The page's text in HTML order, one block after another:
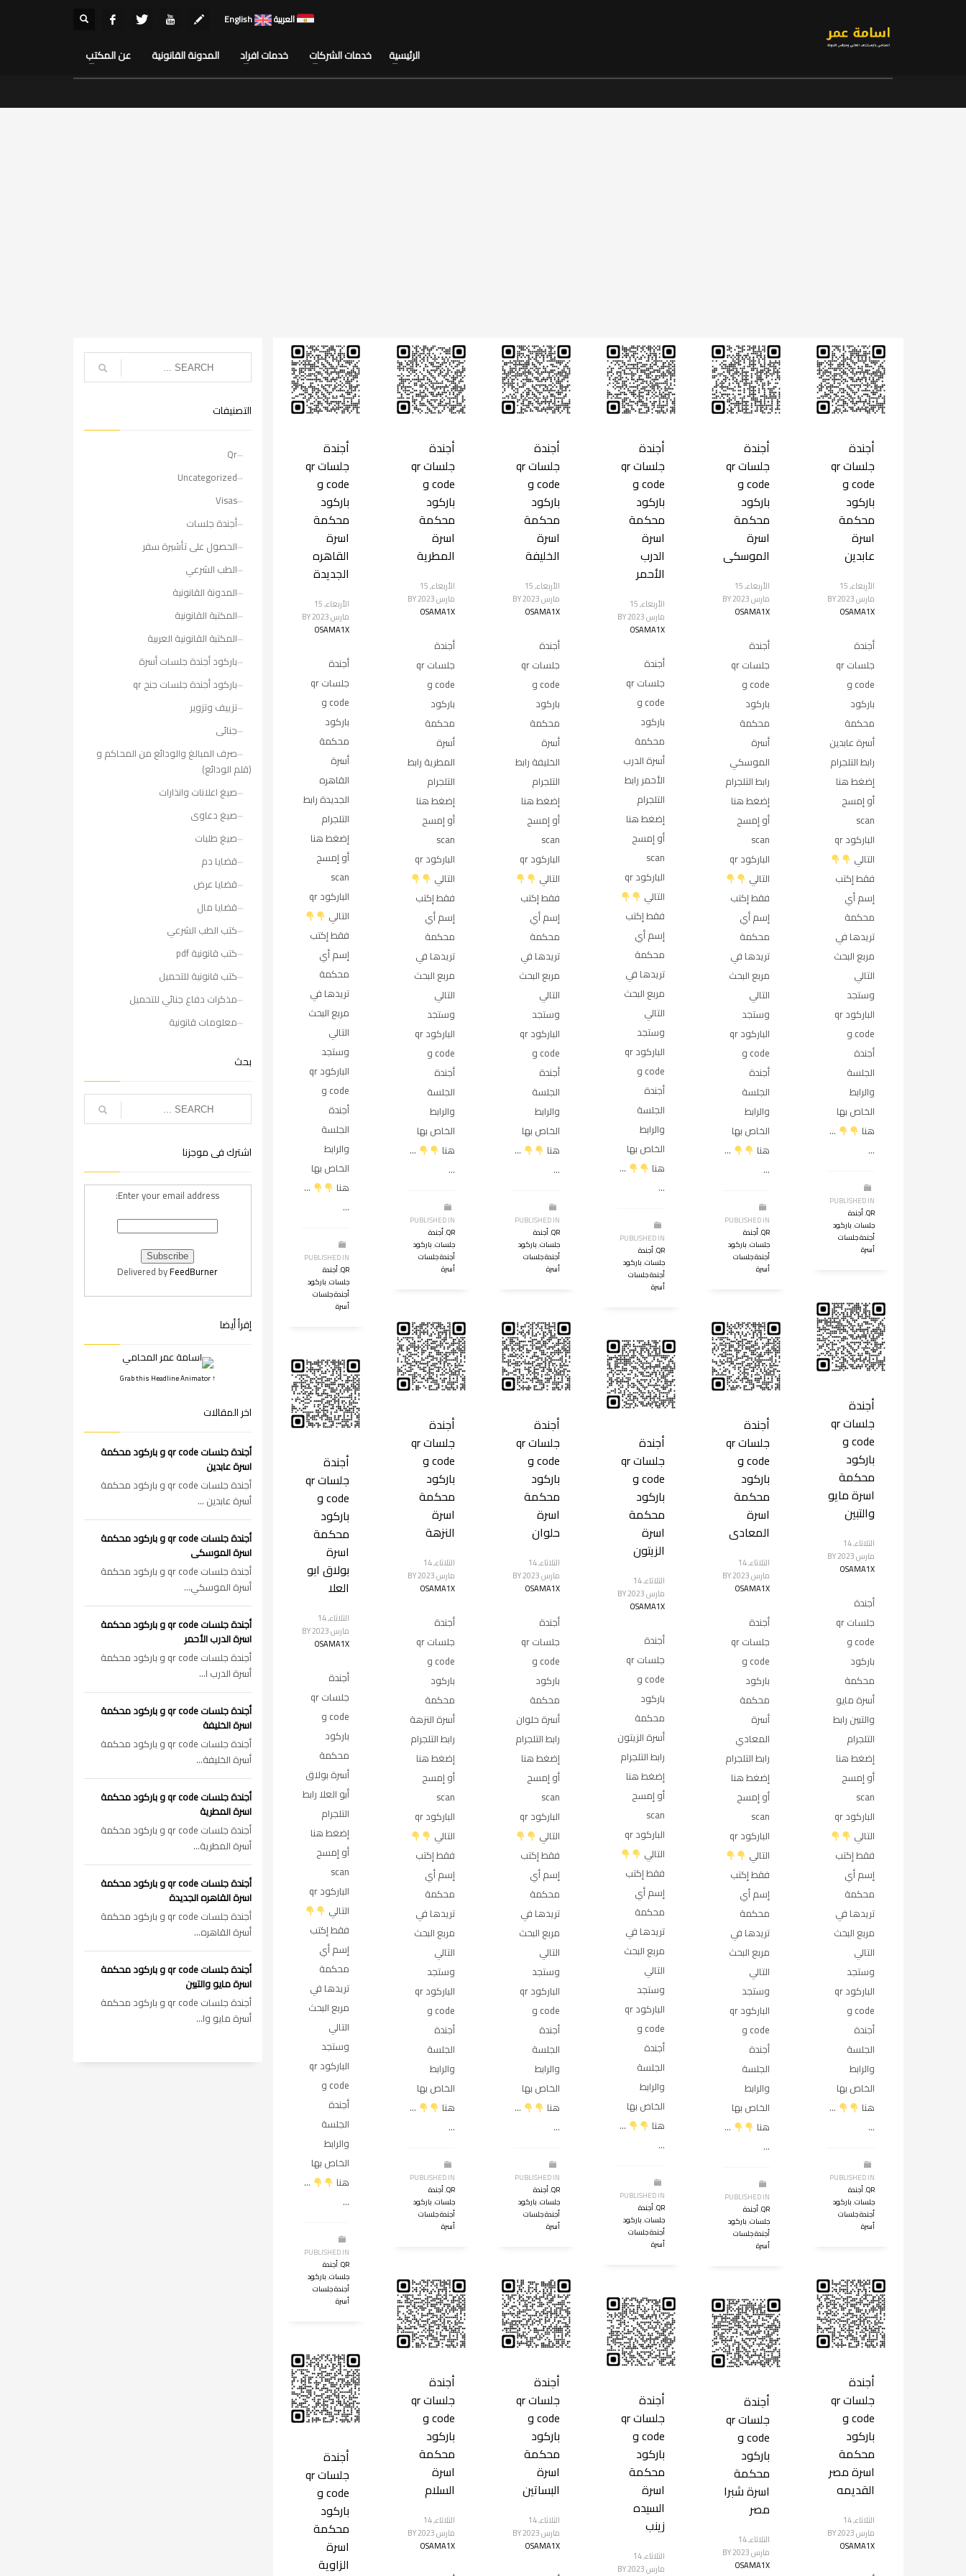
العربية English
الرئيسية خدمات الشركات خدمات افراد المدونة القانونية عن المكتب
أجندة
جلسات qr
code و
باركود
محكمة
اسرة
عابدين
الأربعاء, 15
مارس 2023
BY
OSAMA1X
أجندة
جلسات qr
code و
باركود
محكمة
أسرة عابدين
رابط التلجرام
إضغط هنا
أو إمسح
scan
الباركود qr
التالي
فقط إكتب
إسم أي
محكمة
تريدها في
مربع البحث
التالي
وستجد
الباركود qr
code و
أجندة
الجلسة
والرابط
الخاص بها
هنا
…
…
PUBLISHED IN
QR
,أجندة
جلسات,باركود
أجندة جلسات
أسرة
أجندة
جلسات qr
code و
باركود
محكمة
اسرة
الموسكى
الأربعاء, 15
مارس 2023
BY
OSAMA1X
أجندة
جلسات qr
code و
باركود
محكمة
أسرة
الموسكي
رابط التلجرام
إضغط هنا
أو إمسح
scan
الباركود qr
التالي
فقط إكتب
إسم أي
محكمة
تريدها في
مربع البحث
التالي
وستجد
الباركود qr
code و
أجندة
الجلسة
والرابط
الخاص بها
هنا
…
…
PUBLISHED IN
QR
,أجندة
جلسات,باركود
أجندة جلسات
أسرة
أجندة
جلسات qr
code و
باركود
محكمة
اسرة
الدرب
الأحمر
الأربعاء, 15
مارس 2023
BY
OSAMA1X
أجندة
جلسات qr
code و
باركود
محكمة
أسرة الدرب
الأحمر رابط
التلجرام
إضغط هنا
أو إمسح
scan
الباركود qr
التالي
فقط إكتب
إسم أي
محكمة
تريدها في
مربع البحث
التالي
وستجد
الباركود qr
code و
أجندة
الجلسة
والرابط
الخاص بها
هنا
…
…
PUBLISHED IN
QR
,أجندة
جلسات,باركود
أجندة جلسات
أسرة
أجندة
جلسات qr
code و
باركود
محكمة
اسرة
الخليفة
الأربعاء, 15
مارس 2023
BY
OSAMA1X
أجندة
جلسات qr
code و
باركود
محكمة
أسرة
الخليفة رابط
التلجرام
إضغط هنا
أو إمسح
scan
الباركود qr
التالي
فقط إكتب
إسم أي
محكمة
تريدها في
مربع البحث
التالي
وستجد
الباركود qr
code و
أجندة
الجلسة
والرابط
الخاص بها
هنا
…
…
PUBLISHED IN
QR
,أجندة
جلسات,باركود
أجندة جلسات
أسرة
أجندة
جلسات qr
code و
باركود
محكمة
اسرة
المطرية
الأربعاء, 15
مارس 2023
BY
OSAMA1X
أجندة
جلسات qr
code و
باركود
محكمة
أسرة
المطرية رابط
التلجرام
إضغط هنا
أو إمسح
scan
الباركود qr
التالي
فقط إكتب
إسم أي
محكمة
تريدها في
مربع البحث
التالي
وستجد
الباركود qr
code و
أجندة
الجلسة
والرابط
الخاص بها
هنا
…
…
PUBLISHED IN
QR
,أجندة
جلسات,باركود
أجندة جلسات
أسرة
أجندة
جلسات qr
code و
باركود
محكمة
اسرة
القاهره
الجديدة
الأربعاء, 15
مارس 2023
BY
OSAMA1X
أجندة
جلسات qr
code و
باركود
محكمة
أسرة
القاهره
الجديدة رابط
التلجرام
إضغط هنا
أو إمسح
scan
الباركود qr
التالي
فقط إكتب
إسم أي
محكمة
تريدها في
مربع البحث
التالي
وستجد
الباركود qr
code و
أجندة
الجلسة
والرابط
الخاص بها
هنا
…
…
PUBLISHED IN
QR
,أجندة
جلسات,باركود
أجندة جلسات
أسرة
أجندة
جلسات qr
code و
باركود
محكمة
اسرة مايو
والتبين
الثلاثاء, 14
مارس 2023
BY
OSAMA1X
أجندة
جلسات qr
code و
باركود
محكمة
أسرة مايو
والتبين رابط
التلجرام
إضغط هنا
أو إمسح
scan
الباركود qr
التالي
فقط إكتب
إسم أي
محكمة
تريدها في
مربع البحث
التالي
وستجد
الباركود qr
code و
أجندة
الجلسة
والرابط
الخاص بها
هنا
…
…
PUBLISHED IN
QR
,أجندة
جلسات,باركود
أجندة جلسات
أسرة
أجندة
جلسات qr
code و
باركود
محكمة
اسرة
المعادى
الثلاثاء, 14
مارس 2023
BY
OSAMA1X
أجندة
جلسات qr
code و
باركود
محكمة
أسرة
المعادي
رابط التلجرام
إضغط هنا
أو إمسح
scan
الباركود qr
التالي
فقط إكتب
إسم أي
محكمة
تريدها في
مربع البحث
التالي
وستجد
الباركود qr
code و
أجندة
الجلسة
والرابط
الخاص بها
هنا
…
…
PUBLISHED IN
QR
,أجندة
جلسات,باركود
أجندة جلسات
أسرة
أجندة
جلسات qr
code و
باركود
محكمة
اسرة
حلوان
الثلاثاء, 14
مارس 2023
BY
OSAMA1X
أجندة
جلسات qr
code و
باركود
محكمة
أسرة حلوان
رابط التلجرام
إضغط هنا
أو إمسح
scan
الباركود qr
التالي
فقط إكتب
إسم أي
محكمة
تريدها في
مربع البحث
التالي
وستجد
الباركود qr
code و
أجندة
الجلسة
والرابط
الخاص بها
هنا
…
…
PUBLISHED IN
QR
,أجندة
جلسات,باركود
أجندة جلسات
أسرة
أجندة
جلسات qr
code و
باركود
محكمة
اسرة
النزهة
الثلاثاء, 14
مارس 2023
BY
OSAMA1X
أجندة
جلسات qr
code و
باركود
محكمة
أسرة النزهة
رابط التلجرام
إضغط هنا
أو إمسح
scan
الباركود qr
التالي
فقط إكتب
إسم أي
محكمة
تريدها في
مربع البحث
التالي
وستجد
الباركود qr
code و
أجندة
الجلسة
والرابط
الخاص بها
هنا
…
…
PUBLISHED IN
QR
,أجندة
جلسات,باركود
أجندة جلسات
أسرة
أجندة
جلسات qr
code و
باركود
محكمة
اسرة
الزيتون
الثلاثاء, 14
مارس 2023
BY
OSAMA1X
أجندة
جلسات qr
code و
باركود
محكمة
أسرة الزيتون
رابط التلجرام
إضغط هنا
أو إمسح
scan
الباركود qr
التالي
فقط إكتب
إسم أي
محكمة
تريدها في
مربع البحث
التالي
وستجد
الباركود qr
code و
أجندة
الجلسة
والرابط
الخاص بها
هنا
…
…
PUBLISHED IN
QR
,أجندة
جلسات,باركود
أجندة جلسات
أسرة
أجندة
جلسات qr
code و
باركود
محكمة
اسرة
بولاق ابو
العلا
الثلاثاء, 14
مارس 2023
BY
OSAMA1X
أجندة
جلسات qr
code و
باركود
محكمة
أسرة بولاق
أبو العلا رابط
التلجرام
إضغط هنا
أو إمسح
scan
الباركود qr
التالي
فقط إكتب
إسم أي
محكمة
تريدها في
مربع البحث
التالي
وستجد
الباركود qr
code و
أجندة
الجلسة
والرابط
الخاص بها
هنا
…
…
PUBLISHED IN
QR
,أجندة
جلسات,باركود
أجندة جلسات
أسرة
أجندة
جلسات qr
code و
باركود
محكمة
اسرة مصر
القديمه
الثلاثاء, 14
مارس 2023
BY
OSAMA1X
أجندة
جلسات qr
code و
باركود
محكمة
اسرة
البساتين
الثلاثاء, 14
مارس 2023
BY
OSAMA1X
أجندة
جلسات qr
code و
باركود
محكمة
اسرة
السلام
الثلاثاء, 14
مارس 2023
BY
OSAMA1X
أجندة
جلسات qr
code و
باركود
محكمة
اسرة
السيده
زينب
الثلاثاء, 14
مارس 2023
BY
أجندة
جلسات qr
code و
باركود
محكمة
اسرة شبرا
مصر
الثلاثاء, 14
مارس 2023
BY
OSAMA1X
أجندة
جلسات qr
code و
باركود
محكمة
اسرة
الزاوية
التصنيفات
Qr
Uncategorized
Visas
أجندة جلسات
الحصول على تأشيرة سفر
الطب الشرعي
المدونة القانونية
المكتبة القانونية
المكتبة القانونية العربية
باركود أجندة جلسات أسرة
باركود أجندة جلسات جنح qr
تزييف وتزوير
جنائى
صرف المبالغ والودائع من المحاكم و
(قلم الودائع)
صيغ اعلانات وانذارات
صيغ دعاوى
صيغ طلبات
قضايا دم
قضايا عرض
قضايا مال
كتب الطب الشرعي
كتب قانونية pdf
كتب قانونية للتحميل
مذكرات دفاع جنائي للتحميل
معلومات قانونية
بحث
اشترك فى موجزنا
Enter your email address:
Delivered byFeedBurner
إقرأ أيضا
↑ Grab this Headline Animator
اخر المقالات
أجندة جلسات qr code و باركود محكمة
اسرة عابدين
أجندة جلسات qr code و باركود محكمة
أسرة عابدين ...
أجندة جلسات qr code و باركود محكمة
اسرة الموسكى
أجندة جلسات qr code و باركود محكمة
أسرة الموسكي...
أجندة جلسات qr code و باركود محكمة
اسرة الدرب الأحمر
أجندة جلسات qr code و باركود محكمة
أسرة الدرب ا...
أجندة جلسات qr code و باركود محكمة
اسرة الخليفة
أجندة جلسات qr code و باركود محكمة
أسرة الخليفة...
أجندة جلسات qr code و باركود محكمة
اسرة المطرية
أجندة جلسات qr code و باركود محكمة
أسرة المطرية...
أجندة جلسات qr code و باركود محكمة
اسرة القاهره الجديدة
أجندة جلسات qr code و باركود محكمة
أسرة القاهره...
أجندة جلسات qr code و باركود محكمة
اسرة مايو والتبين
أجندة جلسات qr code و باركود محكمة
أسرة مايو وا...